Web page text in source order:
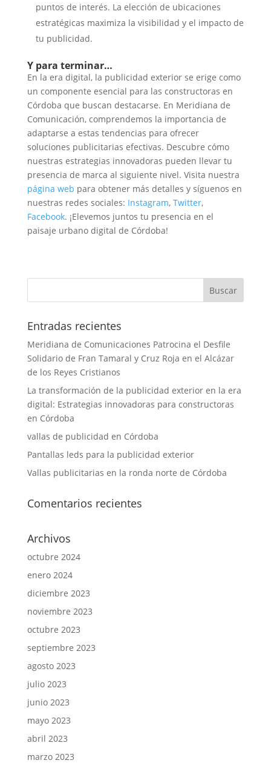
puntos de interés. La elección de ubicaciones
estratégicas maximiza la visibilidad y el impacto de
tu publicidad.
Y para terminar…
En la era digital, la publicidad exterior se erige como
un componente esencial para las constructoras en
Córdoba que buscan destacarse. En Meridiana de
Comunicación, comprendemos la importancia de
adaptarse a estas tendencias para ofrecer
soluciones publicitarias efectivas. Descubre cómo
nuestras estrategias innovadoras pueden llevar tu
presencia de marca al siguiente nivel. Visita nuestra
página web para obtener más detalles y síguenos en
nuestras redes sociales: Instagram, Twitter,
Facebook. ¡Elevemos juntos tu presencia en el
paisaje urbano digital de Córdoba!
Entradas recientes
Meridiana de Comunicaciones Patrocina el Desfile
Solidario de Fran Tamaral y Cruz Roja en el Alcázar
de los Reyes Cristianos
La transformación de la publicidad exterior en la era
digital: Estrategias innovadoras para constructoras
en Córdoba
vallas de publicidad en Córdoba
Pantallas leds para la publicidad exterior
Vallas publicitarias en la ronda norte de Córdoba
Comentarios recientes
Archivos
octubre 2024
enero 2024
diciembre 2023
noviembre 2023
octubre 2023
septiembre 2023
agosto 2023
julio 2023
junio 2023
mayo 2023
abril 2023
marzo 2023